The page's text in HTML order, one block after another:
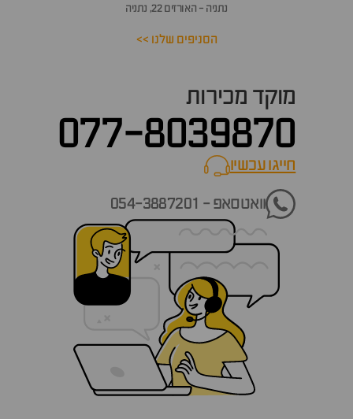
נתניה - האורזים 22, נתניה
הסניפים שלנו >>
מוקד מכירות
077-8039870
חייגו עכשיוcall now
וואטסאפ - 054-3887201